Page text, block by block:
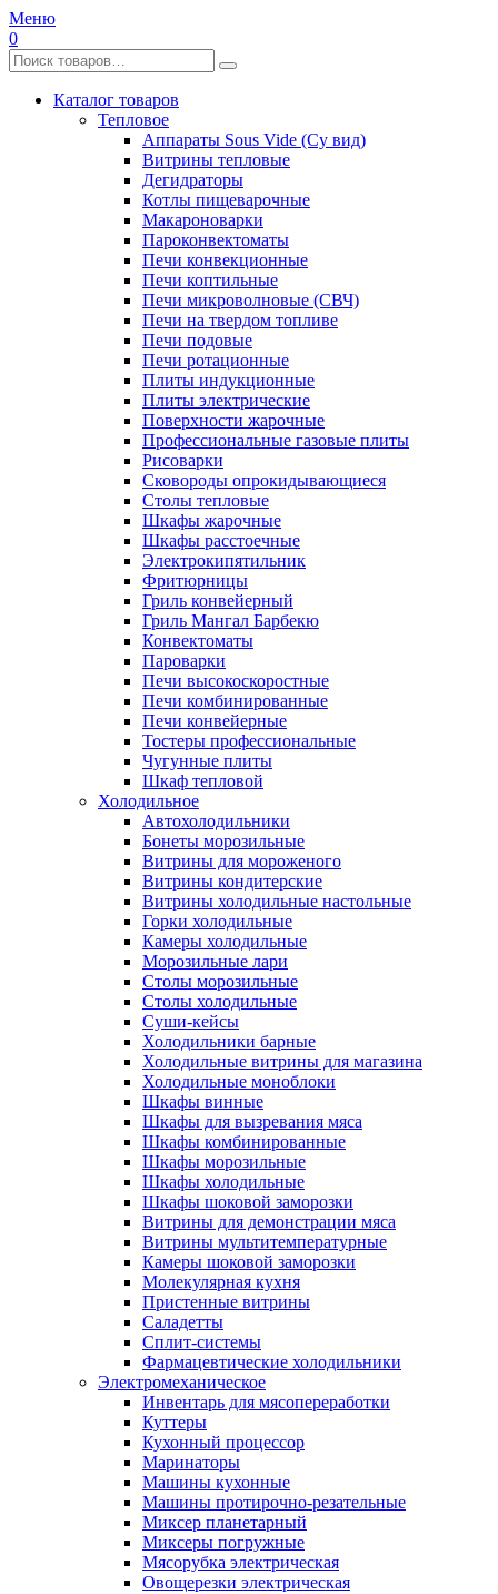
Меню
0
Каталог товаров
Тепловое
Аппараты Sous Vide (Су вид)
Витрины тепловые
Дегидраторы
Котлы пищеварочные
Макароноварки
Пароконвектоматы
Печи конвекционные
Печи коптильные
Печи микроволновые (СВЧ)
Печи на твердом топливе
Печи подовые
Печи ротационные
Плиты индукционные
Плиты электрические
Поверхности жарочные
Профессиональные газовые плиты
Рисоварки
Сковороды опрокидывающиеся
Столы тепловые
Шкафы жарочные
Шкафы расстоечные
Электрокипятильник
Фритюрницы
Гриль конвейерный
Гриль Мангал Барбекю
Конвектоматы
Пароварки
Печи высокоскоростные
Печи комбинированные
Печи конвейерные
Тостеры профессиональные
Чугунные плиты
Шкаф тепловой
Холодильное
Автохолодильники
Бонеты морозильные
Витрины для мороженого
Витрины кондитерские
Витрины холодильные настольные
Горки холодильные
Камеры холодильные
Морозильные лари
Столы морозильные
Столы холодильные
Суши-кейсы
Холодильники барные
Холодильные витрины для магазина
Холодильные моноблоки
Шкафы винные
Шкафы для вызревания мяса
Шкафы комбинированные
Шкафы морозильные
Шкафы холодильные
Шкафы шоковой заморозки
Витрины для демонстрации мяса
Витрины мультитемпературные
Камеры шоковой заморозки
Молекулярная кухня
Пристенные витрины
Саладетты
Сплит-системы
Фармацевтические холодильники
Электромеханическое
Инвентарь для мясопереработки
Куттеры
Кухонный процессор
Маринаторы
Машины кухонные
Машины протирочно-резательные
Миксер планетарный
Миксеры погружные
Мясорубка электрическая
Овощерезки электрическая